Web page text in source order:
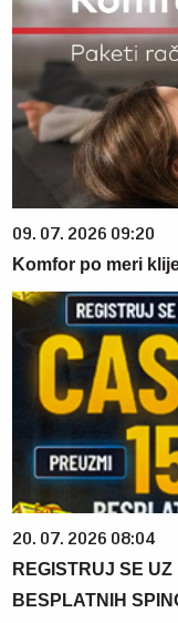
09. 07. 2026 09:20
Komfor po meri
20. 07. 2026 08:04
REGISTRUJ SE
BESPLATNIH